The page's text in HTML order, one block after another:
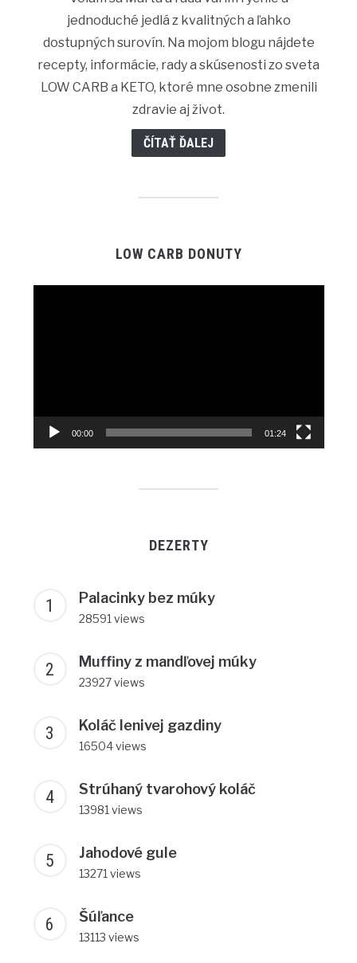
jednoduché jedlá z kvalitných a ľahko
dostupných surovín. Na mojom blogu nájdete
recepty, informácie, rady a skúsenosti zo sveta
LOW CARB a KETO, ktoré mne osobne zmenili
zdravie aj život.
ČÍTAŤ ĎALEJ
LOW CARB DONUTY
00:00 01:24
DEZERTY
Palacinky bez múky
28591 views
Muffiny z mandľovej múky
23927 views
Koláč lenivej gazdiny
16504 views
Strúhaný tvarohový koláč
13981 views
Jahodové gule
13271 views
Šúľance
13113 views